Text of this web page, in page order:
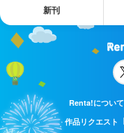
新刊
Renta!について
作品リクエスト